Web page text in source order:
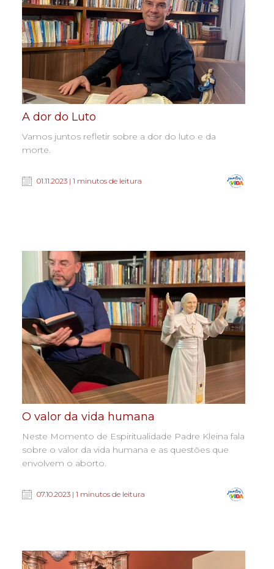
A dor do Luto
Vamos juntos refletir sobre a dor do luto e da
morte.
01.11.2023 | 1 minutos de leitura
O valor da vida humana
Neste Momento de Espiritualidade Padre Kleina fala
sobre o valor da vida humana e as questões que
envolvem o aborto.
07.10.2023 | 1 minutos de leitura